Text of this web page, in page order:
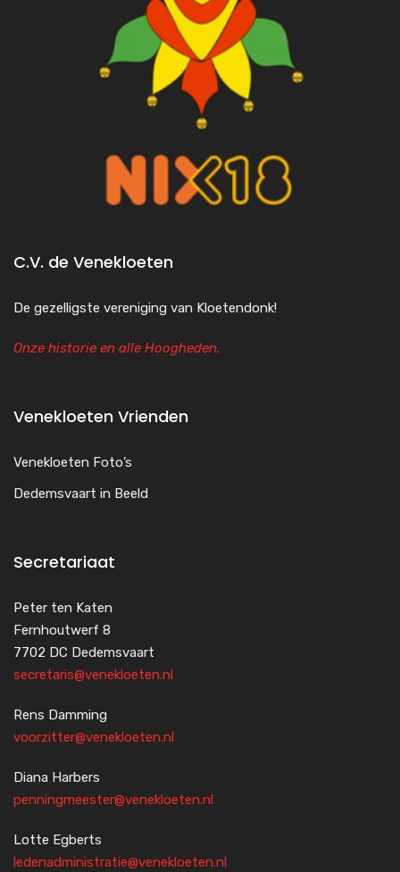
C.V. de Venekloeten
De gezelligste vereniging van Kloetendonk!
Onze historie en alle Hoogheden.
Venekloeten Vrienden
Venekloeten Foto’s
Dedemsvaart in Beeld
Secretariaat
Peter ten Katen
Fernhoutwerf 8
7702 DC Dedemsvaart
secretaris@venekloeten.nl
Rens Damming
voorzitter@venekloeten.nl
Diana Harbers
penningmeester@venekloeten.nl
Lotte Egberts
ledenadministratie@venekloeten.nl